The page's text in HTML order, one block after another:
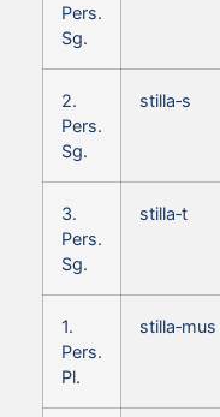
Pers.
Sg.
2.
Pers.
Sg.
stilla‑s
3.
Pers.
Sg.
stilla‑t
1.
Pers.
Pl.
stilla‑mus